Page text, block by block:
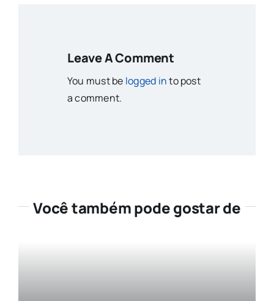
Leave A Comment
You must be logged into post
a comment.
Você também pode gostar de